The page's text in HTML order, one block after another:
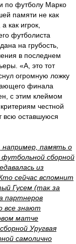
по футболу Марко
памяти не как
как игрок,
футболиста
на грубость,
в последнем
«А, это тот
огромную ложку
финала
с этим клеймом
честной
всю оставшуюся
память о
сборной
из
сейчас вспомнит
Гусем (так за
партнеров
все знают
матче
Уругвая
самолично